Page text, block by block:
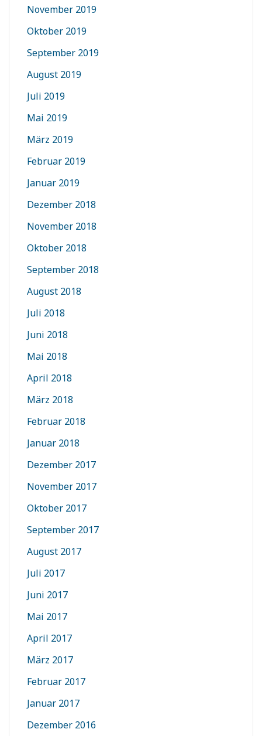
November 2019
Oktober 2019
September 2019
August 2019
Juli 2019
Mai 2019
März 2019
Februar 2019
Januar 2019
Dezember 2018
November 2018
Oktober 2018
September 2018
August 2018
Juli 2018
Juni 2018
Mai 2018
April 2018
März 2018
Februar 2018
Januar 2018
Dezember 2017
November 2017
Oktober 2017
September 2017
August 2017
Juli 2017
Juni 2017
Mai 2017
April 2017
März 2017
Februar 2017
Januar 2017
Dezember 2016